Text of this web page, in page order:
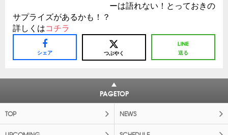
ーは語れない！とっておきの
サプライズがあるかも！？
詳しくはコチラ
シェア つぶやく 送る
PAGETOP
TOP NEWS